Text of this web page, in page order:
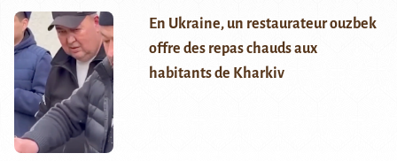
En Ukraine, un restaurateur ouzbek
offre des repas chauds aux
habitants de Kharkiv